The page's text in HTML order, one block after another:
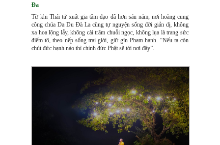
Đa
Từ khi Thái tử xuất gia tầm đạo đã hơn sáu năm, nơi hoàng cung
công chúa Da Du Đà La cũng tự nguyện sống đời giản dị, không
xa hoa lộng lẫy, không cài trâm chuỗi ngọc, không lụa là trang sức
điểm tô, theo nếp sống trai giới, giữ gìn Phạm hạnh. “Nếu ta còn
chút đức hạnh nào thì chính đức Phật sẽ tới nơi đây”.